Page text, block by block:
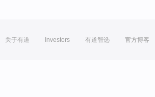
关于有道 Investors 有道智选 官方博客